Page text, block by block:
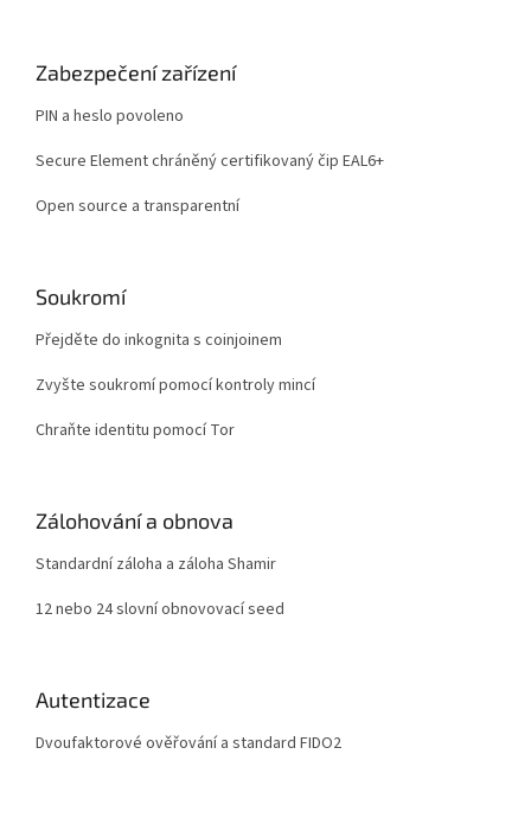
Zabezpečení zařízení
PIN a heslo povoleno
Secure Element chráněný certifikovaný čip EAL6+
Open source a transparentní
Soukromí
Přejděte do inkognita s coinjoinem
Zvyšte soukromí pomocí kontroly mincí
Chraňte identitu pomocí Tor
Zálohování a obnova
Standardní záloha a záloha Shamir
12 nebo 24 slovní obnovovací seed
Autentizace
Dvoufaktorové ověřování a standard FIDO2